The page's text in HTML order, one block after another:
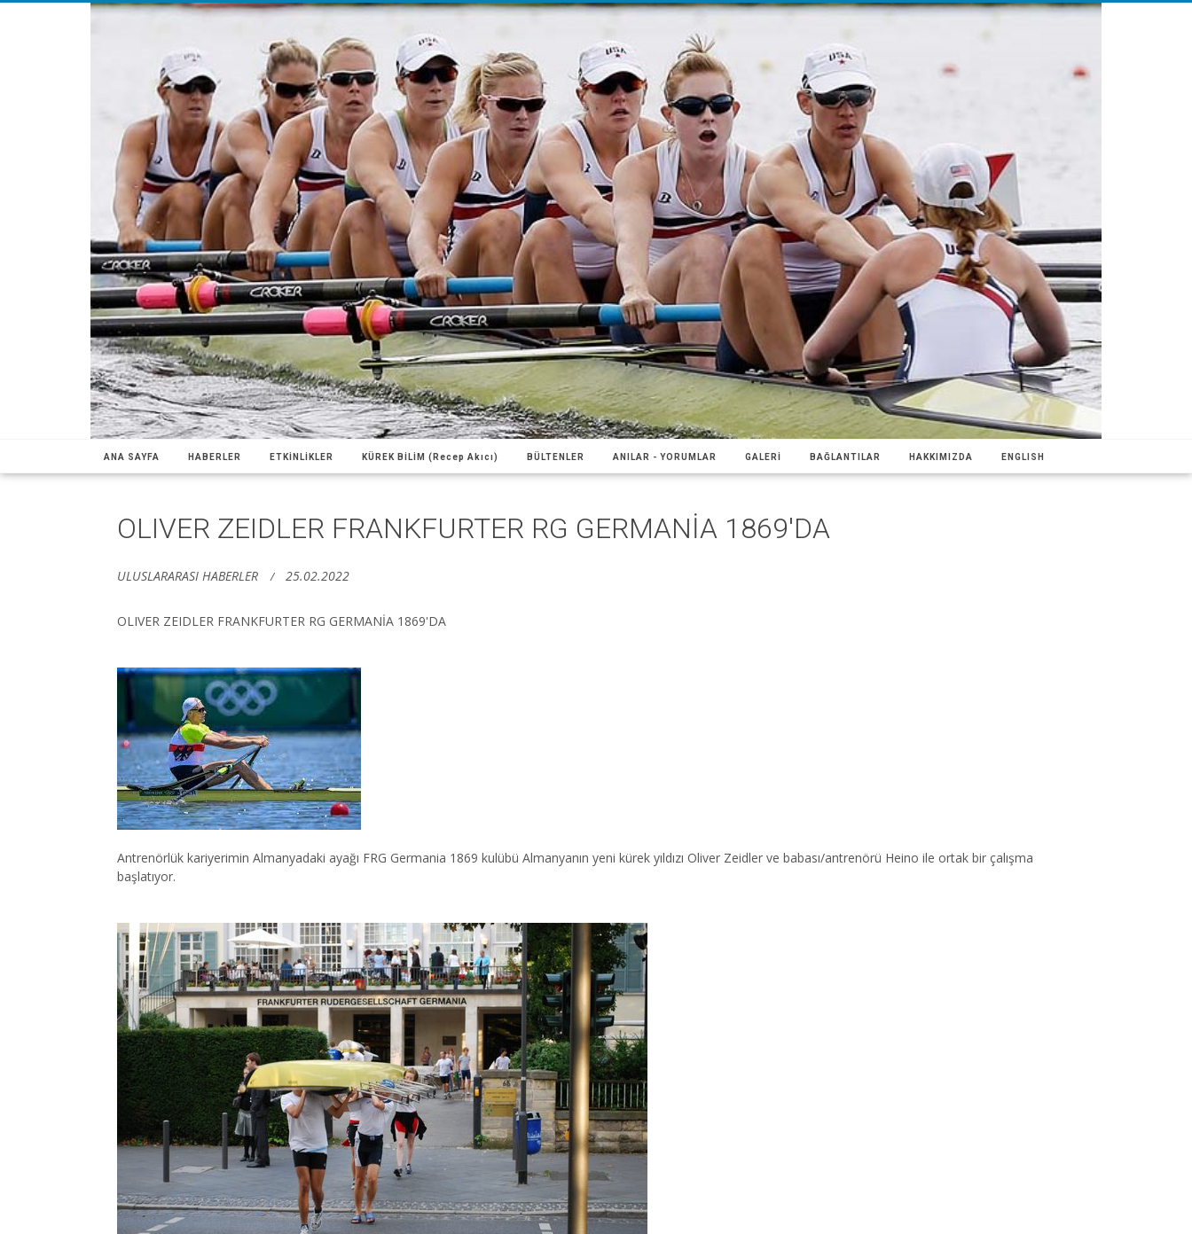
ANA SAYFA HABERLER ETKİNLİKLER KÜREK BİLİM (Recep Akıcı) BÜLTENLER ANILAR - YORUMLAR GALERİ BAĞLANTILAR HAKKIMIZDA ENGLISH
OLIVER ZEIDLER FRANKFURTER RG GERMANİA 1869'DA
ULUSLARARASI HABERLER 25.02.2022
OLIVER ZEIDLER FRANKFURTER RG GERMANİA 1869'DA
Antrenörlük kariyerimin Almanyadaki ayağı FRG Germania 1869 kulübü Almanyanın yeni kürek yıldızı Oliver Zeidler ve babası/antrenörü Heino ile ortak bir çalışma
başlatıyor.